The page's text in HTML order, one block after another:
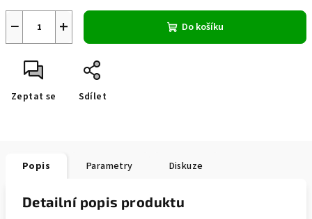
+
− Do košíku
Zeptat se Sdílet
Popis Parametry Diskuze
Detailní popis produktu